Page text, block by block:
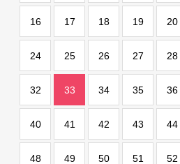
16 17 18 19 20
24 25 26 27 28
32 33 34 35 36
40 41 42 43 44
48 49 50 51 52